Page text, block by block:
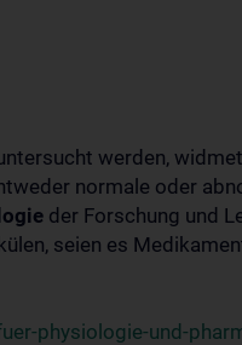
werden,
normale oder
der Forschung und
seien es
physiologie-und-